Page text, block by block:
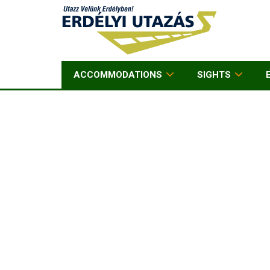
ACCOMMODATIONS SIGHTS